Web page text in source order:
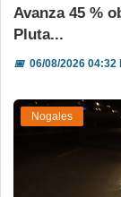
Avanza 45 %
Pluta...
📅06/08/2026 04:32
Nogales